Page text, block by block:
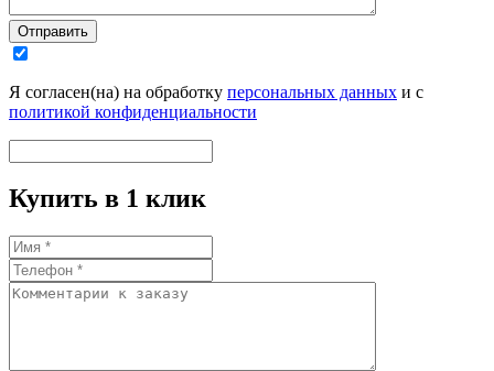
Отправить
Я согласен(на) на обработку персональных данных и с
политикой конфиденциальности
Купить в 1 клик